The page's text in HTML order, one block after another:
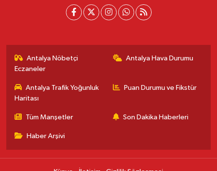
Antalya Nöbetçi
Eczaneler
Antalya Hava Durumu
Antalya Trafik Yoğunluk
Haritası
Puan Durumu ve Fikstür
Tüm Manşetler Son Dakika Haberleri
Haber Arşivi